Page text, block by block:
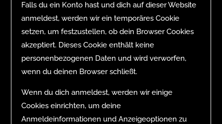
Falls du ein Konto hast und dich auf dieser Website
anmeldest, werden wir ein temporäres Cookie
setzen, um festzustellen, ob dein Browser Cookies
akzeptiert. Dieses Cookie enthält keine
personenbezogenen Daten und wird verworfen,
wenn du deinen Browser schließt.
Wenn du dich anmeldest, werden wir einige
Cookies einrichten, um deine
Anmeldeinformationen und Anzeigeoptionen zu